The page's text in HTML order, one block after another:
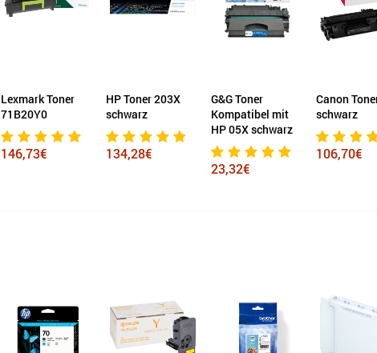
Lexmark Toner
71B20Y0
146,73€
HP Toner 203X
schwarz
134,28€
G&G Toner
Kompatibel mit
HP 05X schwarz
23,32€
Canon
schwarz
106,70€